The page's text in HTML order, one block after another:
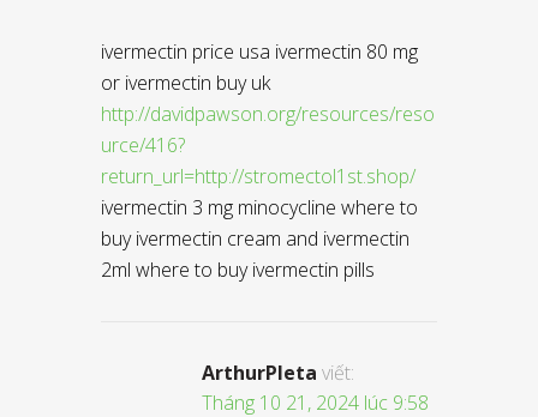
ivermectin price usa ivermectin 80 mg
or ivermectin buy uk
http://davidpawson.org/resources/reso
urce/416?
return_url=http://stromectol1st.shop/
ivermectin 3 mg minocycline where to
buy ivermectin cream and ivermectin
2ml where to buy ivermectin pills
ArthurPleta viết:
Tháng 10 21, 2024 lúc 9:58